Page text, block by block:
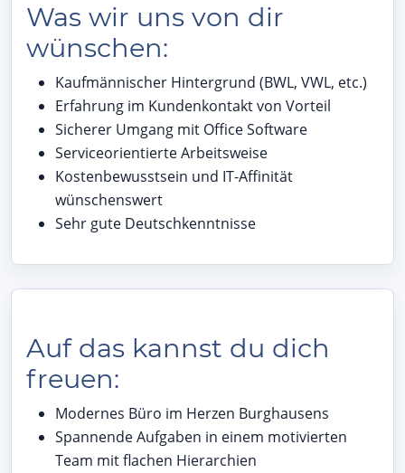
Was wir uns von dir
wünschen:
Kaufmännischer Hintergrund (BWL, VWL, etc.)
Erfahrung im Kundenkontakt von Vorteil
Sicherer Umgang mit Office Software
Serviceorientierte Arbeitsweise
Kostenbewusstsein und IT-Affinität
wünschenswert
Sehr gute Deutschkenntnisse
Auf das kannst du dich
freuen:
Modernes Büro im Herzen Burghausens
Spannende Aufgaben in einem motivierten
Team mit flachen Hierarchien